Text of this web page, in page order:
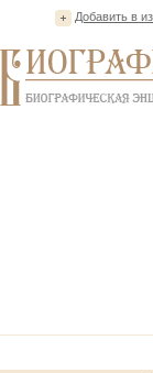
Добавить в